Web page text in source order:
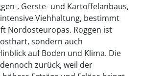
, Gerste- und Kartoffelanbaus,
Viehhaltung, bestimmt
Nordosteuropas. Roggen ist
sondern auch
auf Boden und Klima. Die
zurück, weil der